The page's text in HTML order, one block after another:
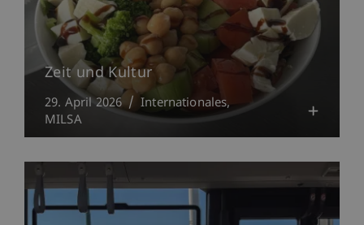
Zeit und Kultur
29. April 2026
Internationales
MILSA